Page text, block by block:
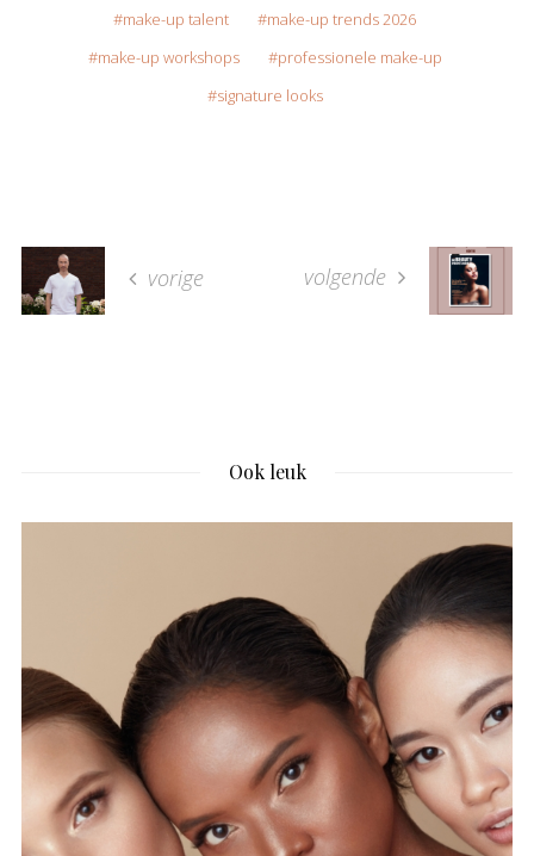
make-up talent
make-up trends 2026
make-up workshops
professionele make-up
signature looks
vorige volgende
Ook leuk